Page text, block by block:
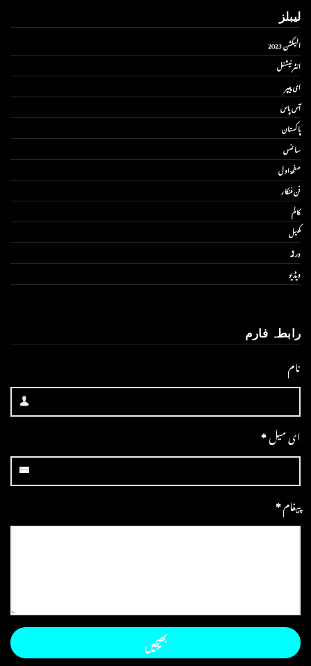
لیبلز
الیکشن 2023
انٹر نیشنل
ای پیپر
آس پاس
پاکستان
سائنس
صفحۂ اول
فن فنکار
کالم
کھیل
ورلڈ
ویڈیو
رابطہ فارم
نام
ای میل*
پیغام*